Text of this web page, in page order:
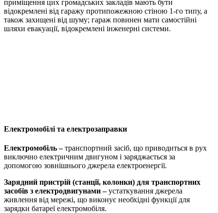
приміщення цих громадських закладів мають бути
відокремлені від гаражу протипожежною стіною 1-го типу, а
також захищені від шуму; гараж повинен мати самостійні
шляхи евакуації, відокремлені інженерні системи.
Електромобілі та електрозаправки
Електромобіль –транспортний засіб, що приводиться в рух
виключно електричним двигуном і заряджається за
допомогою зовнішнього джерела електроенергії.
Зарядний пристрій (станції, колонки) для транспортних
засобів з електродвигунами –устаткування джерела
живлення від мережі, що виконує необхідні функції для
зарядки батареї електромобіля.